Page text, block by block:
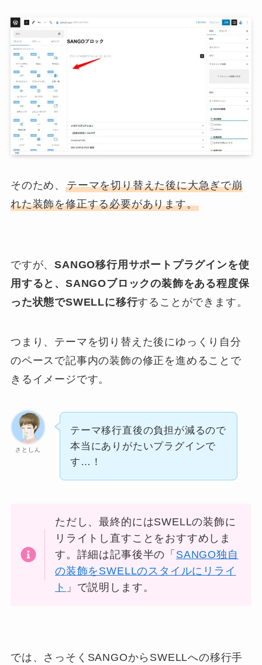
そのため、 テーマを切り替えた後に大急ぎで崩
れた装飾を修正する必要があります。
ですが、SANGO移行用サポートプラグインを使
用すると、SANGOブロックの装飾をある程度保
った状態でSWELLに移行することができます。
つまり、テーマを切り替えた後にゆっくり自分
のペースで記事内の装飾の修正を進めることで
きるイメージです。
さとしん
テーマ移行直後の負担が減るので
本当にありがたいプラグインで
す…！
ただし、最終的にはSWELLの装飾に
リライトし直すことをおすすめしま
す。 詳細は記事後半の「 SANGO独自
の装飾をSWELLのスタイルにリライ
ト 」で説明します。
では、さっそくSANGOからSWELLへの移行手